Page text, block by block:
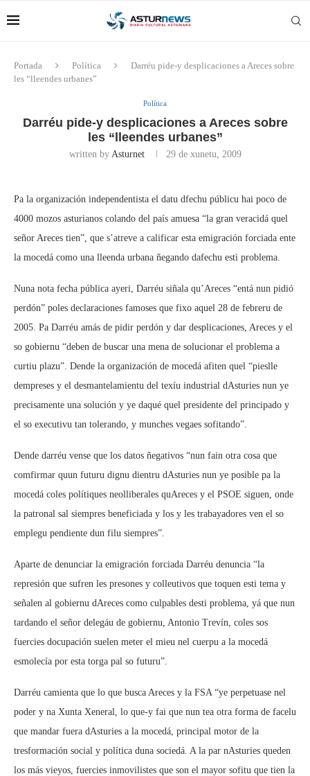
Portada Política
Darréu pide-y desplicaciones a Areces sobre
les “lleendes urbanes”
Política
Darréu pide-y desplicaciones a Areces sobre
les “lleendes urbanes”
written by Asturnet 29 de xunetu, 2009
Pa la organización independentista el datu dfechu públicu hai poco de
4000 mozos asturianos colando del país amuesa “la gran veracidá quel
señor Areces tien”, que s’atreve a calificar esta emigración forciada ente
la mocedá como una lleenda urbana ñegando dafechu esti problema.
Nuna nota fecha pública ayeri, Darréu siñala qu’Areces “entá nun pidió
perdón” poles declaraciones famoses que fixo aquel 28 de febreru de
2005. Pa Darréu amás de pidir perdón y dar desplicaciones, Areces y el
so gobiernu “deben de buscar una mena de solucionar el problema a
curtiu plazu”. Dende la organización de mocedá afiten quel “pieslle
dempreses y el desmantelamientu del texíu industrial dAsturies nun ye
precisamente una solución y ye daqué quel presidente del principado y
el so executivu tan tolerando, y munches vegaes sofitando”.
Dende darréu vense que los datos ñegativos “nun fain otra cosa que
comfirmar quun futuru dignu dientru dAsturies nun ye posible pa la
mocedá coles polítiques neolliberales quAreces y el PSOE siguen, onde
la patronal sal siempres beneficiada y los y les trabayadores ven el so
emplegu pendiente dun filu siempres”.
Aparte de denunciar la emigración forciada Darréu denuncia “la
represión que sufren les presones y colleutivos que toquen esti tema y
señalen al gobiernu dAreces como culpables desti problema, yá que nun
tardando el señor delegáu de gobiernu, Antonio Trevín, coles sos
fuercies docupación suelen meter el mieu nel cuerpu a la mocedá
esmolecía por esta torga pal so futuru”.
Darréu camienta que lo que busca Areces y la FSA “ye perpetuase nel
poder y na Xunta Xeneral, lo que-y fai que nun tea otra forma de facelu
que mandar fuera dAsturies a la mocedá, principal motor de la
tresformación social y política duna sociedá. A la par nAsturies queden
los más vieyos, fuercies inmovilistes que son el mayor sofitu que tien la